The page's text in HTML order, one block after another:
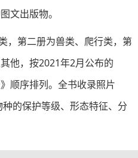
文出版物。
，第二册为兽类、爬行类，第
他，按2021年2月公布的
顺序排列。全书收录照片
的保护等级、形态特征、分